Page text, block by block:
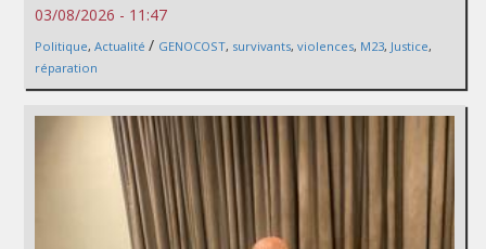
03/08/2026 - 11:47
Politique, Actualité / GENOCOST, survivants, violences, M23, Justice,
réparation